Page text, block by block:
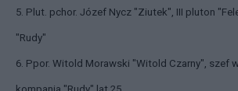
5. Plut. pchor. Józef Nycz "Ziutek", III pluton
"Rudy"
6. Ppor. Witold Morawski "Witold Czarny", szef